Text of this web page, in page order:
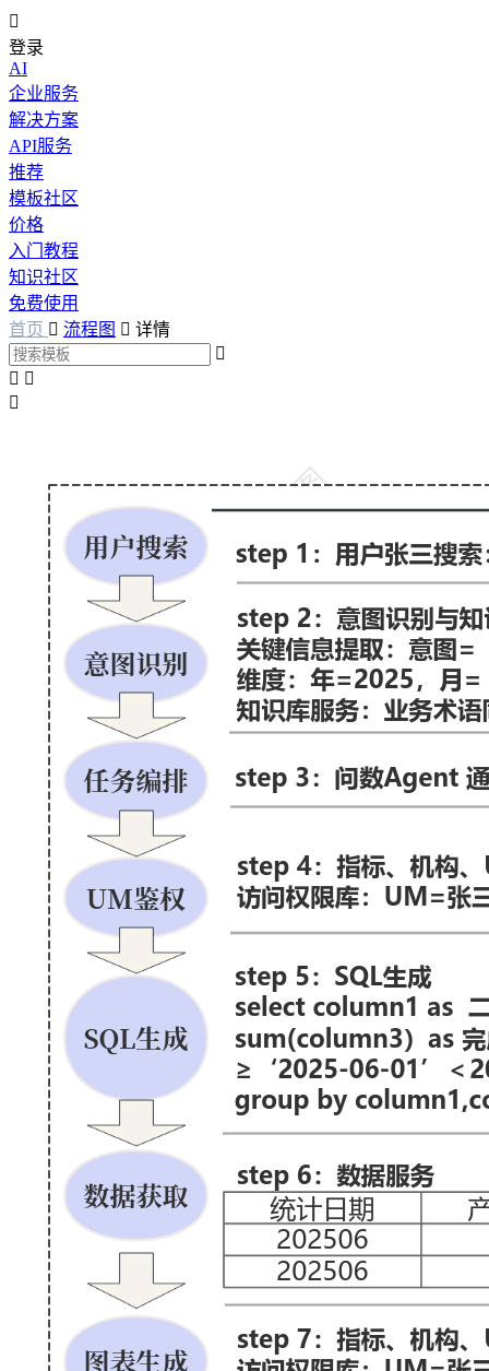

登录
AI
企业服务
解决方案
API服务
推荐
模板社区
价格
入门教程
知识社区
免费使用
首页  流程图  详情

 
